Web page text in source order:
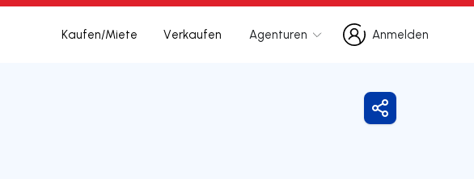
Kaufen/Miete Verkaufen Agenturen
Anmelden
Anmelden
Freigeben